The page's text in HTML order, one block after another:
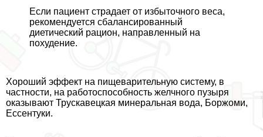
Если пациент страдает от избыточного веса,
рекомендуется сбалансированный
диетический рацион, направленный на
похудение.
Хороший эффект на пищеварительную систему, в
частности, на работоспособность желчного пузыря
оказывают Трускавецкая минеральная вода, Боржоми,
Ессентуки.